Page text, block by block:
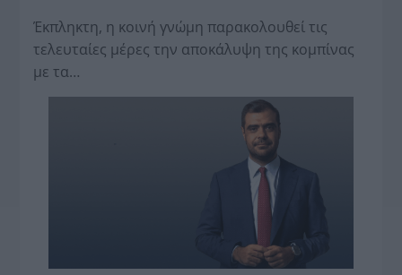
Έκπληκτη, η κοινή γνώμη παρακολουθεί τις
τελευταίες μέρες την αποκάλυψη της κο­μπίνας
με τα…